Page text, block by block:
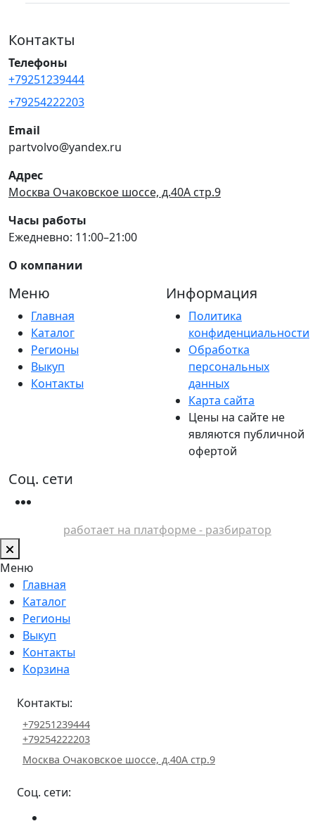
Контакты
Телефоны
+79251239444
+79254222203
Email
partvolvo@yandex.ru
Адрес
Москва Очаковское шоссе, д.40А стр.9
Часы работы
Ежедневно: 11:00–21:00
О компании
Меню
Главная
Каталог
Регионы
Выкуп
Контакты
Информация
Политика
конфиденциальности
Обработка
персональных
данных
Карта сайта
Цены на сайте не
являются публичной
офертой
Соц. сети
работает на платформе - разбиратор
Меню
Главная
Каталог
Регионы
Выкуп
Контакты
Корзина
Контакты:
+79251239444
+79254222203
Москва Очаковское шоссе, д.40А стр.9
Соц. сети: